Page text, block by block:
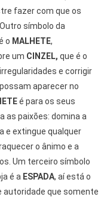
fazer com que os
símbolo da
o MALHETE,
um CINZEL, que é o
e corrigir
aparecer no
é para os seus
as paixões: domina a
e extingue qualquer
o ânimo e a
Um terceiro símbolo
é a ESPADA, aí está o
autoridade que somente